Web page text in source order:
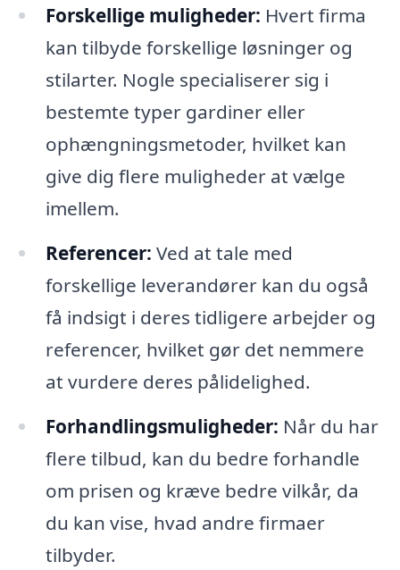
Forskellige muligheder: Hvert firma
kan tilbyde forskellige løsninger og
stilarter. Nogle specialiserer sig i
bestemte typer gardiner eller
ophængningsmetoder, hvilket kan
give dig flere muligheder at vælge
imellem.
Referencer: Ved at tale med
forskellige leverandører kan du også
få indsigt i deres tidligere arbejder og
referencer, hvilket gør det nemmere
at vurdere deres pålidelighed.
Forhandlingsmuligheder: Når du har
flere tilbud, kan du bedre forhandle
om prisen og kræve bedre vilkår, da
du kan vise, hvad andre firmaer
tilbyder.